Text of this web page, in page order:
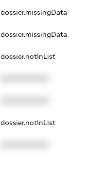
dossier.missingData
dossier.missingData
dossier.notInList
dossier.notInList